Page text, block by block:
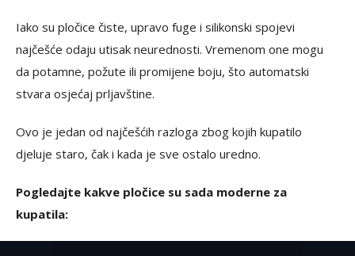
Iako su pločice čiste, upravo fuge i silikonski spojevi
najčešće odaju utisak neurednosti. Vremenom one mogu
da potamne, požute ili promijene boju, što automatski
stvara osjećaj prljavštine.
Ovo je jedan od najčešćih razloga zbog kojih kupatilo
djeluje staro, čak i kada je sve ostalo uredno.
Pogledajte kakve pločice su sada moderne za
kupatila: